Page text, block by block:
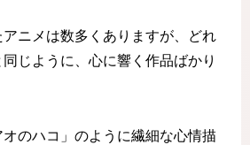
ニメは数多くありますが、どれ
じように、心に響く作品ばかり
のハコ」のように繊細な心情描